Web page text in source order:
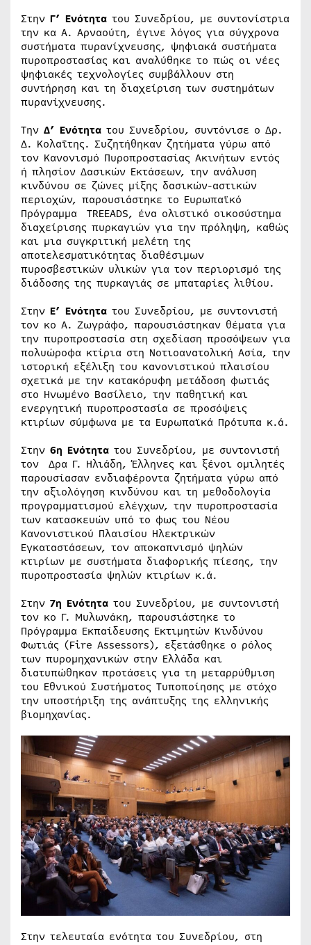
Στην Γ’ Ενότητα του Συνεδρίου, με συντονίστρια
την κα Α. Αρναούτη, έγινε λόγος για σύγχρονα
συστήματα πυρανίχνευσης, ψηφιακά συστήματα
πυροπροστασίας και αναλύθηκε το πώς οι νέες
ψηφιακές τεχνολογίες συμβάλλουν στη
συντήρηση και τη διαχείριση των συστημάτων
πυρανίχνευσης.
Την Δ’ Ενότητα του Συνεδρίου, συντόνισε ο Δρ.
Δ. Κολαΐτης. Συζητήθηκαν ζητήματα γύρω από
τον Κανονισμό Πυροπροστασίας Ακινήτων εντός
ή πλησίον Δασικών Εκτάσεων, την ανάλυση
κινδύνου σε ζώνες μίξης δασικών-αστικών
περιοχών, παρουσιάστηκε το Ευρωπαϊκό
Πρόγραμμα TREEADS, ένα ολιστικό οικοσύστημα
διαχείρισης πυρκαγιών για την πρόληψη, καθώς
και μια συγκριτική μελέτη της
αποτελεσματικότητας διαθέσιμων
πυροσβεστικών υλικών για τον περιορισμό της
διάδοσης της πυρκαγιάς σε μπαταρίες λιθίου.
Στην Ε’ Ενότητα του Συνεδρίου, με συντονιστή
τον κο Α. Ζωγράφο, παρουσιάστηκαν θέματα για
την πυροπροστασία στη σχεδίαση προσόψεων για
πολυώροφα κτίρια στη Νοτιοανατολική Ασία, την
ιστορική εξέλιξη του κανονιστικού πλαισίου
σχετικά με την κατακόρυφη μετάδοση φωτιάς
στο Ηνωμένο Βασίλειο, την παθητική και
ενεργητική πυροπροστασία σε προσόψεις
κτιρίων σύμφωνα με τα Ευρωπαϊκά Πρότυπα κ.ά.
Στην 6η Ενότητα του Συνεδρίου, με συντονιστή
τον Δρα Γ. Ηλιάδη, Έλληνες και ξένοι ομιλητές
παρουσίασαν ενδιαφέροντα ζητήματα γύρω από
την αξιολόγηση κινδύνου και τη μεθοδολογία
προγραμματισμού ελέγχων, την πυροπροστασία
των κατασκευών υπό το φως του Νέου
Κανονιστικού Πλαισίου Ηλεκτρικών
Εγκαταστάσεων, τον αποκαπνισμό ψηλών
κτιρίων με συστήματα διαφορικής πίεσης, την
πυροπροστασία ψηλών κτιρίων κ.ά.
Στην 7η Ενότητα του Συνεδρίου, με συντονιστή
τον κο Γ. Μυλωνάκη, παρουσιάστηκε το
Πρόγραμμα Εκπαίδευσης Εκτιμητών Κινδύνου
Φωτιάς (Fire Assessors), εξετάσθηκε ο ρόλος
των πυρομηχανικών στην Ελλάδα και
διατυπώθηκαν προτάσεις για τη μεταρρύθμιση
του Εθνικού Συστήματος Τυποποίησης με στόχο
την υποστήριξη της ανάπτυξης της ελληνικής
βιομηχανίας.
Στην τελευταία ενότητα του Συνεδρίου, στη